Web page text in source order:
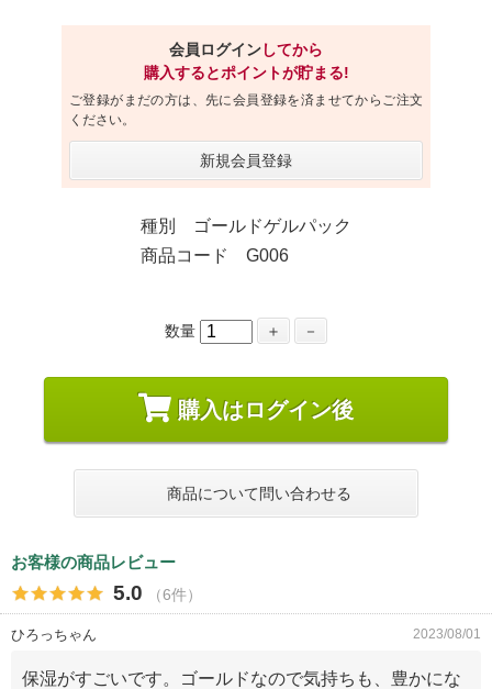
会員ログインしてから
購入するとポイントが貯まる!
ご登録がまだの方は、先に会員登録を済ませてからご注文
ください。
新規会員登録
種別 ゴールドゲルパック
商品コード G006
数量 ＋ －
購入はログイン後
商品について問い合わせる
お客様の商品レビュー
5.0 （6件）
ひろっちゃん 2023/08/01
保湿がすごいです。ゴールドなので気持ちも、豊かにな